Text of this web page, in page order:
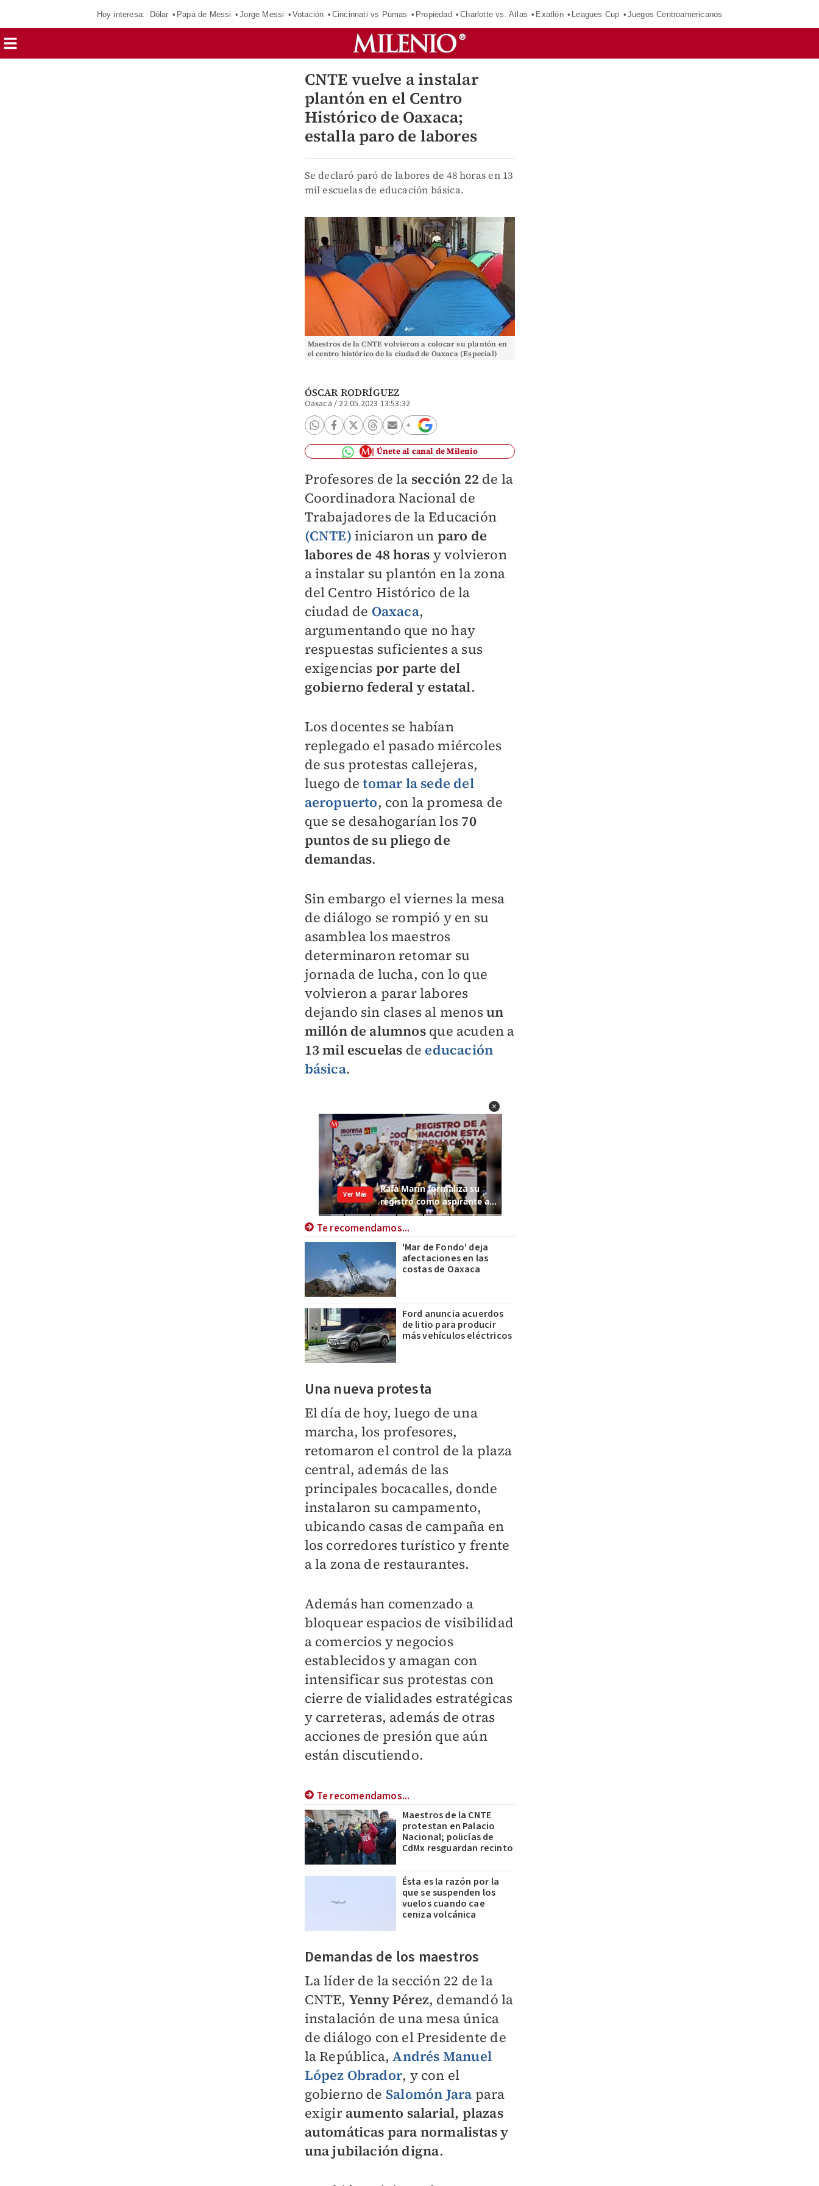
Hoy interesa: Dólar Papá de Messi Jorge Messi Votación Cincinnati vs Pumas Propiedad Charlotte vs. Atlas Exatlón Leagues Cup Juegos Centroamericanos
CNTE vuelve a instalar
plantón en el Centro
Histórico de Oaxaca;
estalla paro de labores
Se declaró paró de labores de 48 horas en 13
mil escuelas de educación básica.
Maestros de la CNTE volvieron a colocar su plantón en
el centro histórico de la ciudad de Oaxaca (Especial)
ÓSCAR RODRÍGUEZ
Oaxaca / 22.05.2023 13:53:32
Únete al canal de Milenio
Profesores de la sección 22 de la
Coordinadora Nacional de
Trabajadores de la Educación
(CNTE) iniciaron un paro de
labores de 48 horas y volvieron
a instalar su plantón en la zona
del Centro Histórico de la
ciudad de Oaxaca,
argumentando que no hay
respuestas suficientes a sus
exigencias por parte del
gobierno federal y estatal.
Los docentes se habían
replegado el pasado miércoles
de sus protestas callejeras,
luego detomar la sede del
aeropuerto, con la promesa de
que se desahogarían los 70
puntos de su pliego de
demandas.
Sin embargo el viernes la mesa
de diálogo se rompió y en su
asamblea los maestros
determinaron retomar su
jornada de lucha, con lo que
volvieron a parar labores
dejando sin clases al menosun
millón de alumnosque acuden a
13 mil escuelas de educación
básica.
Te recomendamos...
'Mar de Fondo' deja
afectaciones en las
costas de Oaxaca
Ford anuncia acuerdos
de litio para producir
más vehículos eléctricos
Una nueva protesta
El día de hoy, luego de una
marcha, los profesores,
retomaron el control de la plaza
central, además de las
principales bocacalles, donde
instalaron su campamento,
ubicando casas de campaña en
los corredores turístico y frente
a la zona de restaurantes.
Además han comenzado a
bloquear espacios de visibilidad
a comercios y negocios
establecidos y amagan con
intensificar sus protestas con
cierre de vialidades estratégicas
y carreteras, además de otras
acciones de presión que aún
están discutiendo.
Te recomendamos...
Maestros de la CNTE
protestan en Palacio
Nacional; policías de
CdMx resguardan recinto
Ésta es la razón por la
que se suspenden los
vuelos cuando cae
ceniza volcánica
Demandas de los maestros
La líder de la sección 22 de la
CNTE, Yenny Pérez, demandó la
instalación de una mesa única
de diálogo con el Presidente de
la República,Andrés Manuel
López Obrador, y con el
gobierno de Salomón Jara para
exigiraumento salarial, plazas
automáticas para normalistas y
una jubilación digna.